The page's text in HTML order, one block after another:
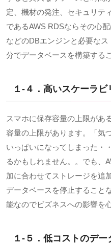
定、機材の発注、セキュリテ
であるAWS RDSならその心配
などのDBエンジンと必要な
分でデータベースを構築する
１-４．高いスケーラビ
スマホに保存容量の上限があ
容量の上限があります。「気
いっぱいになってしまった・
るかもしれません。。でも、
加に合わせてストレージを追
データベースを停止すること
能なのでビズネスへの影響を
１-５． 低コストのデー